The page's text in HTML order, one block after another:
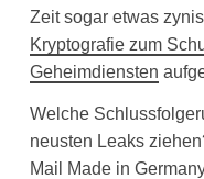
Zeit sogar etwas
Kryptografie zum
Geheimdiensten
Welche
neusten Leaks
Mail Made in